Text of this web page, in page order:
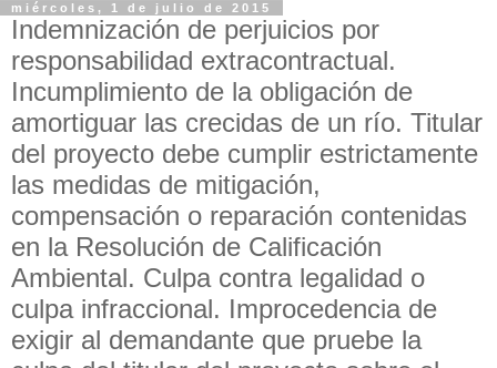
miércoles, 1 de julio de 2015
Indemnización de perjuicios por
responsabilidad extracontractual.
Incumplimiento de la obligación de
amortiguar las crecidas de un río. Titular
del proyecto debe cumplir estrictamente
las medidas de mitigación,
compensación o reparación contenidas
en la Resolución de Calificación
Ambiental. Culpa contra legalidad o
culpa infraccional. Improcedencia de
exigir al demandante que pruebe la